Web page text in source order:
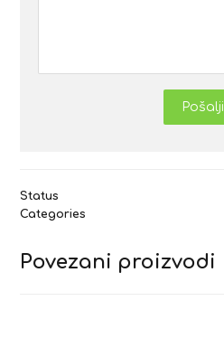
Pošalji
Status
Categories
Povezani proizvodi